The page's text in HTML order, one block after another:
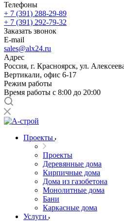
Телефоны
+ 7 (391) 288-29-89
+ 7 (391) 292-79-32
Заказать звонок
E-mail
sales@alx24.ru
Адрес
Россия, г. Красноярск, ул.
Вертикали, офис 6-17
Режим работы
Время работы с 8:00 до 20:00
Проекты
Проекты
Деревянные дома
Кирпичные дома
Дома из газобетона
Монолитные дома
Бани
Каркасные дома
Услуги